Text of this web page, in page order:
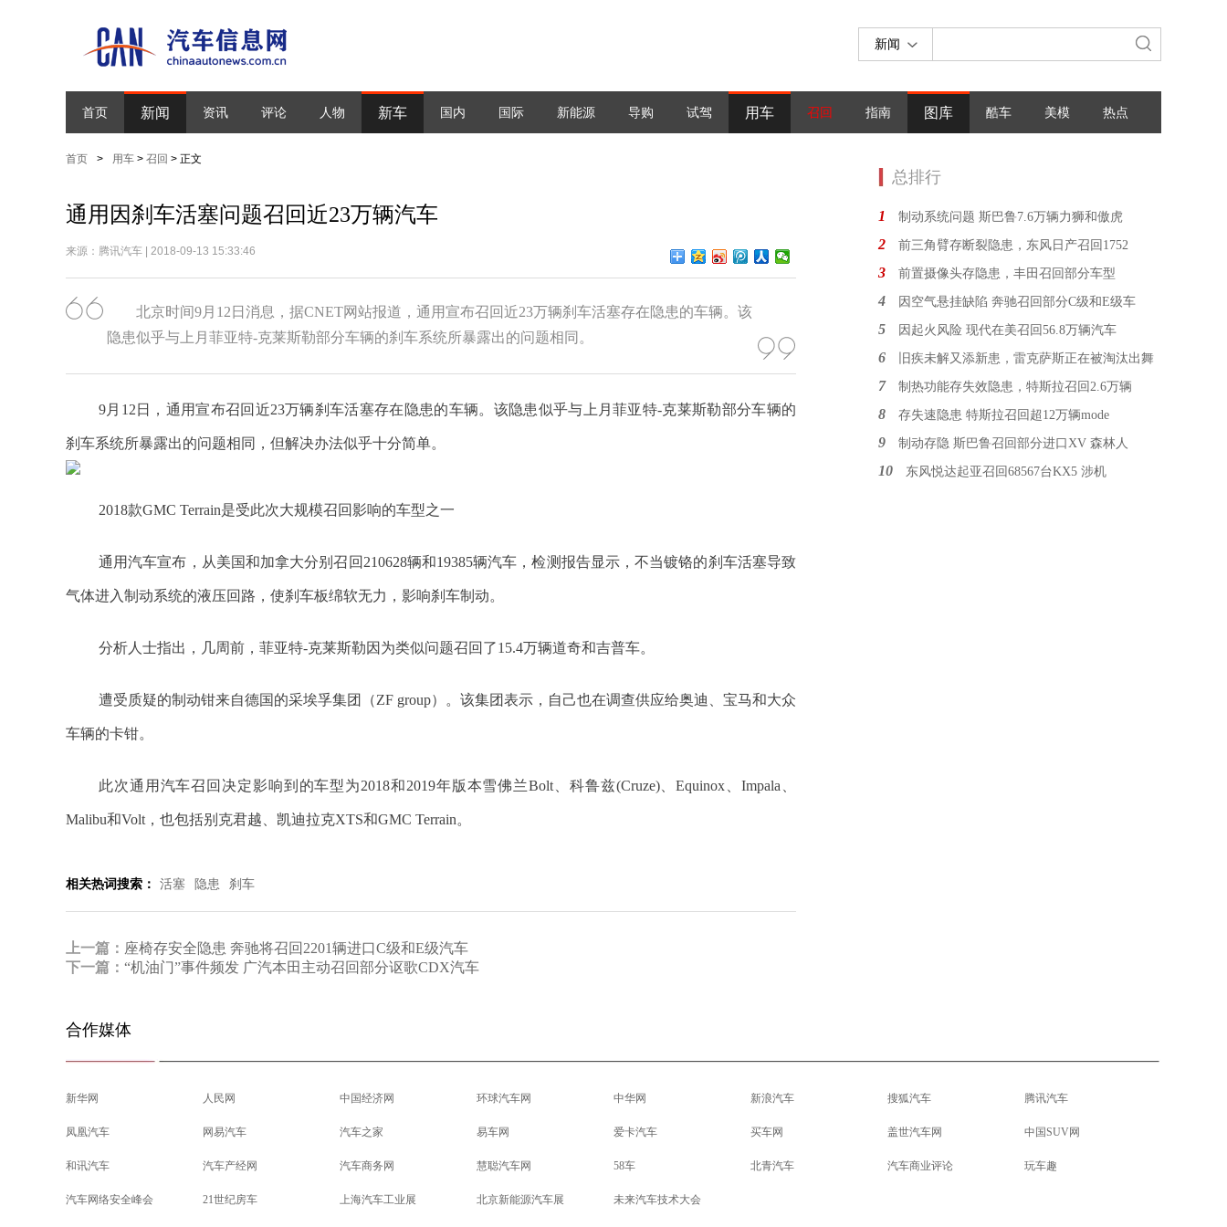
新闻
首页 新闻 资讯 评论 人物 新车 国内 国际 新能源 导购 试驾 用车 召回 指南 图库 酷车 美模 热点
首页 > 用车 > 召回 > 正文
通用因刹车活塞问题召回近23万辆汽车
来源：腾讯汽车 | 2018-09-13 15:33:46
北京时间9月12日消息，据CNET网站报道，通用宣布召回近23万辆刹车活塞存在隐患的车辆。该
隐患似乎与上月菲亚特-克莱斯勒部分车辆的刹车系统所暴露出的问题相同。
9月12日，通用宣布召回近23万辆刹车活塞存在隐患的车辆。该隐患似乎与上月菲亚特-克莱斯勒部分车辆的
刹车系统所暴露出的问题相同，但解决办法似乎十分简单。
2018款GMC Terrain是受此次大规模召回影响的车型之一
通用汽车宣布，从美国和加拿大分别召回210628辆和19385辆汽车，检测报告显示，不当镀铬的刹车活塞导致
气体进入制动系统的液压回路，使刹车板绵软无力，影响刹车制动。
分析人士指出，几周前，菲亚特-克莱斯勒因为类似问题召回了15.4万辆道奇和吉普车。
遭受质疑的制动钳来自德国的采埃孚集团（ZF group）。该集团表示，自己也在调查供应给奥迪、宝马和大众
车辆的卡钳。
此次通用汽车召回决定影响到的车型为2018和2019年版本雪佛兰Bolt、科鲁兹(Cruze)、Equinox、Impala、
Malibu和Volt，也包括别克君越、凯迪拉克XTS和GMC Terrain。
相关热词搜索： 活塞 隐患 刹车
上一篇： 座椅存安全隐患 奔驰将召回2201辆进口C级和E级汽车
下一篇： “机油门”事件频发 广汽本田主动召回部分讴歌CDX汽车
总排行
1 制动系统问题 斯巴鲁7.6万辆力狮和傲虎
2 前三角臂存断裂隐患，东风日产召回1752
3 前置摄像头存隐患，丰田召回部分车型
4 因空气悬挂缺陷 奔驰召回部分C级和E级车
5 因起火风险 现代在美召回56.8万辆汽车
6 旧疾未解又添新患，雷克萨斯正在被淘汰出舞
7 制热功能存失效隐患，特斯拉召回2.6万辆
8 存失速隐患 特斯拉召回超12万辆mode
9 制动存隐 斯巴鲁召回部分进口XV 森林人
10 东风悦达起亚召回68567台KX5 涉机
合作媒体
新华网 人民网 中国经济网 环球汽车网 中华网 新浪汽车 搜狐汽车 腾讯汽车
凤凰汽车 网易汽车 汽车之家 易车网 爱卡汽车 买车网 盖世汽车网 中国SUV网
和讯汽车 汽车产经网 汽车商务网 慧聪汽车网 58车 北青汽车 汽车商业评论 玩车趣
汽车网络安全峰会 21世纪房车 上海汽车工业展 北京新能源汽车展 未来汽车技术大会